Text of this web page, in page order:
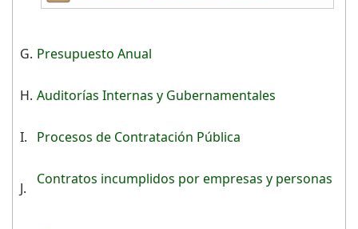
G. Presupuesto Anual
H. Auditorías Internas y Gubernamentales
I. Procesos de Contratación Pública
J.
Contratos incumplidos por empresas y personas